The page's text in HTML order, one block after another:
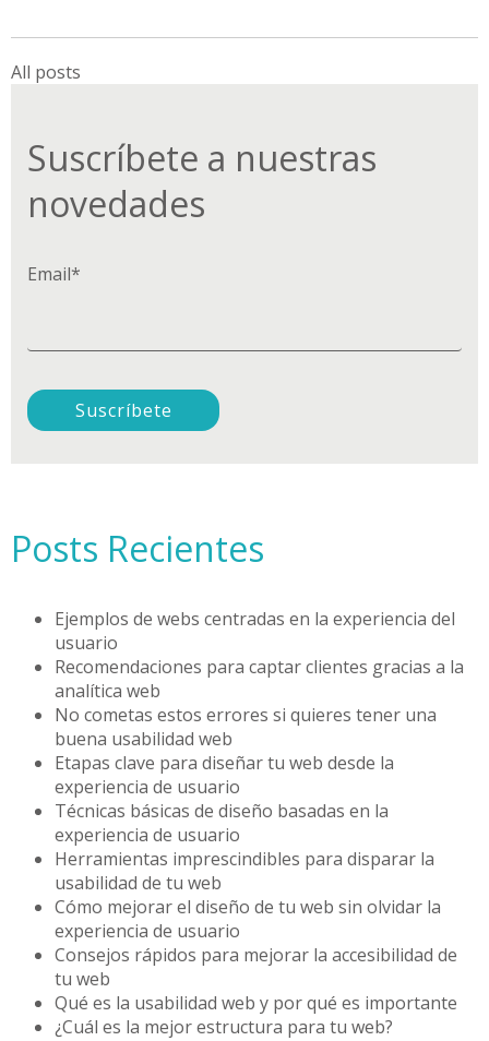
All posts
Suscríbete a nuestras
novedades
Email*
Posts Recientes
Ejemplos de webs centradas en la experiencia del
usuario
Recomendaciones para captar clientes gracias a la
analítica web
No cometas estos errores si quieres tener una
buena usabilidad web
Etapas clave para diseñar tu web desde la
experiencia de usuario
Técnicas básicas de diseño basadas en la
experiencia de usuario
Herramientas imprescindibles para disparar la
usabilidad de tu web
Cómo mejorar el diseño de tu web sin olvidar la
experiencia de usuario
Consejos rápidos para mejorar la accesibilidad de
tu web
Qué es la usabilidad web y por qué es importante
¿Cuál es la mejor estructura para tu web?